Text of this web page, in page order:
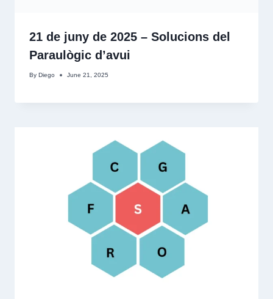
21 de juny de 2025 – Solucions del
Paraulògic d’avui
By Diego June 21, 2025